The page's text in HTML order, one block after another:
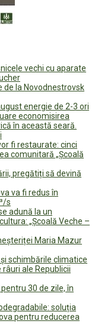
vechi cu aparate
de la Novodnestrovsk
energie de 2-3 ori
economisirea
în această seară.
fi restaurate: cinci
comunitară „Școală
pregătiți să devină
va fi redus în
s
adună la un
„Școală Veche –
Maria Mazur
schimbările climatice
ale Republicii
30 de zile, în
soluția
pentru reducerea